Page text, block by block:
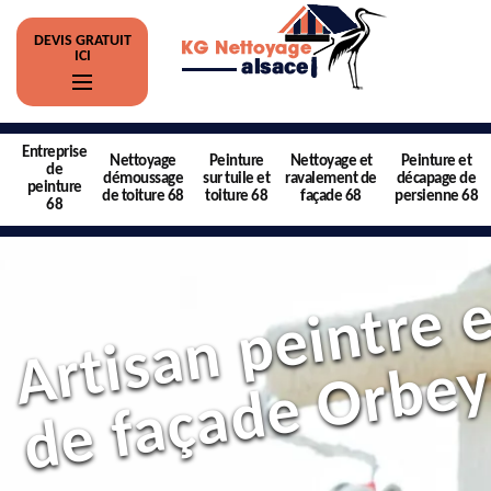
DEVIS GRATUIT
ICI
Entreprise
de
peinture
68
Nettoyage
démoussage
de toiture 68
Peinture
sur tuile et
toiture 68
Nettoyage et
ravalement de
façade 68
Peinture et
décapage de
persienne 68